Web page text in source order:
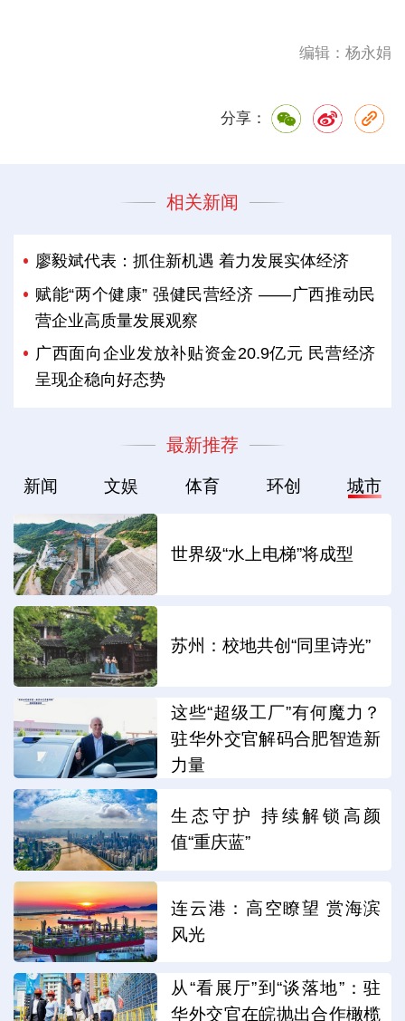
编辑：杨永娟
分享：
相关新闻
廖毅斌代表：抓住新机遇 着力发展实体经济
赋能“两个健康” 强健民营经济 ——广西推动民
营企业高质量发展观察
广西面向企业发放补贴资金20.9亿元 民营经济
呈现企稳向好态势
最新推荐
新闻 文娱 体育 环创 城市
世界级“水上电梯”将成型
苏州：校地共创“同里诗光”
这些“超级工厂”有何魔力？
驻华外交官解码合肥智造新
力量
生态守护 持续解锁高颜
值“重庆蓝”
连云港：高空瞭望 赏海滨
风光
从“看展厅”到“谈落地”：驻
华外交官在皖抛出合作橄榄